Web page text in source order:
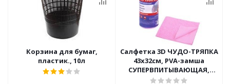
Корзина для бумаг,
пластик., 10л
Салфетка 3D ЧУДО-ТРЯПКА
43х32см, PVA-замша
СУПЕРВПИТЫВАЮЩАЯ,
LAIMA HOME 609973